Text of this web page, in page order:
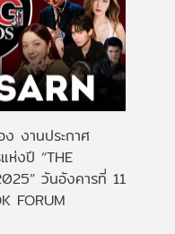
งานประกาศ
ห่งปี “THE
วันอังคารที่ 11
FORUM